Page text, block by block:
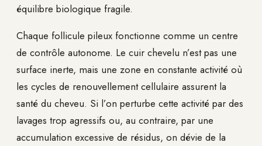
équilibre biologique fragile.
Chaque follicule pileux fonctionne comme un centre
de contrôle autonome. Le cuir chevelu n’est pas une
surface inerte, mais une zone en constante activité où
les cycles de renouvellement cellulaire assurent la
santé du cheveu. Si l’on perturbe cette activité par des
lavages trop agressifs ou, au contraire, par une
accumulation excessive de résidus, on dévie de la